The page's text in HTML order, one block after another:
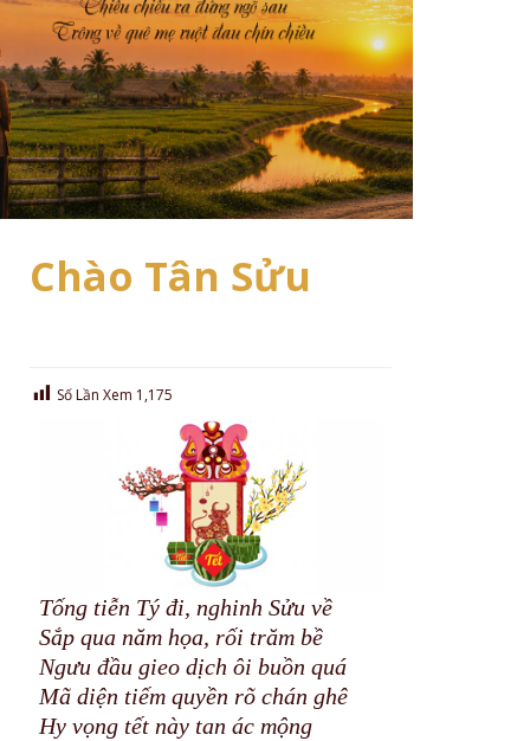
Chào Tân Sửu
Số Lần Xem 1,175
Tống tiễn Tý đi, nghinh Sửu về
Sắp qua năm họa, rối trăm bề
Ngưu đầu gieo dịch ôi buồn quá
Mã diện tiếm quyền rõ chán ghê
Hy vọng tết này tan ác mộng